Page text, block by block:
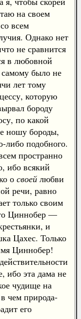
на своем
всем
Однако нет
не сравнится
в любовной
было не
лет тому
которую
бороду
по какой
ношу бороды,
либо подобного.
пространно
ибо всякий
о своей любви
речи, равно
только своим
Циннобер —
и
Цахес. Только
Циннобер!
ибо эта дама не
чудище на
чем природа-
его